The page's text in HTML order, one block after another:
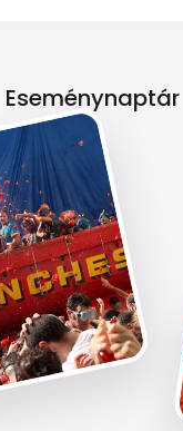
Eseménynaptár